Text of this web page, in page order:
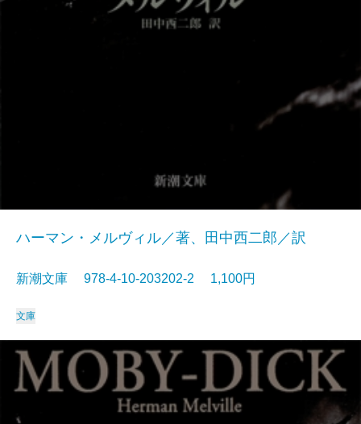
ハーマン・メルヴィル／著、田中西二郎／訳
新潮文庫 978-4-10-203202-2 1,100円
文庫